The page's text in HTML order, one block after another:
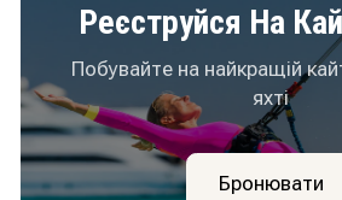
Реєструйся На
Побувайте на найкращій
яхті
Бронювати